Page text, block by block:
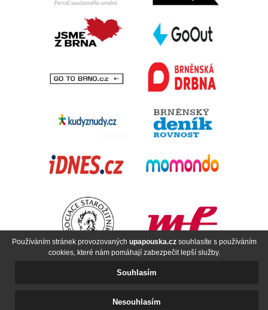
Používáním stránek provozovaných upapouska.czsouhlasíte s používáním
cookies, které nám pomáhají zabezpečit lepší služby.
Souhlasím
Nesouhlasím